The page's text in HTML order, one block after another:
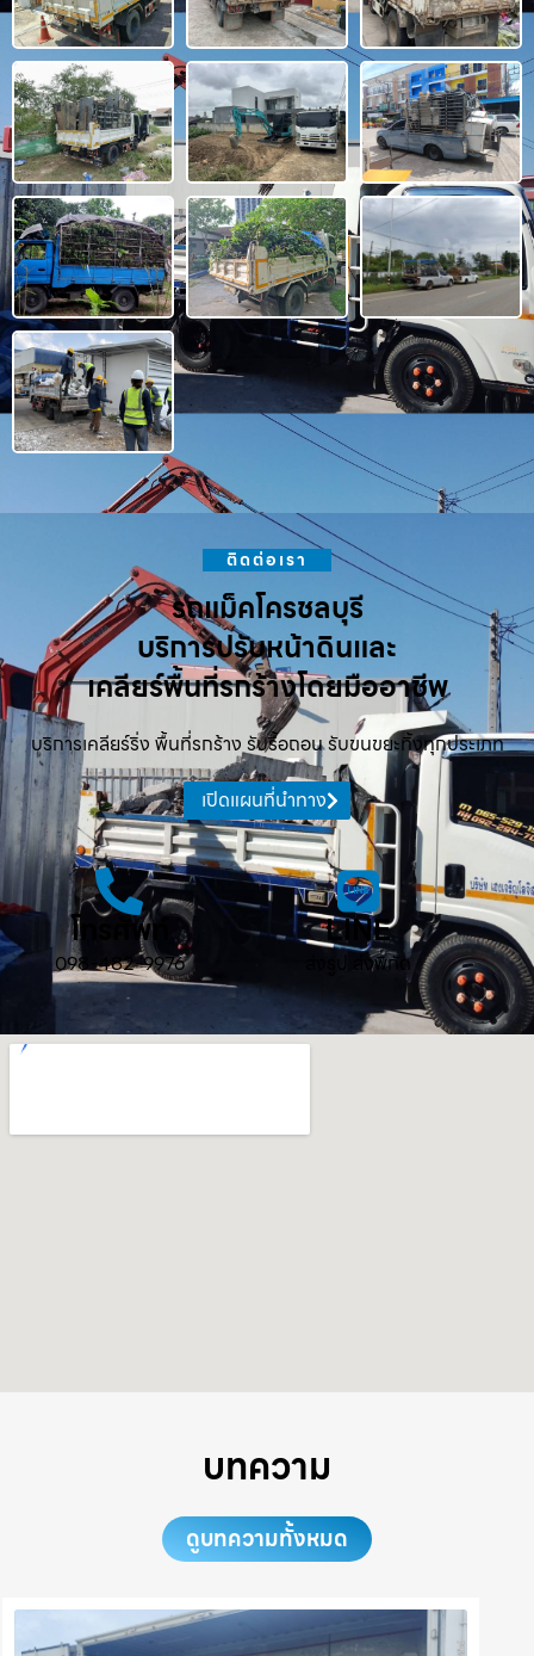
ติดต่อเรา
รถแม็คโครชลบุรี
บริการปรับหน้าดินและ
เคลียร์พื้นที่รกร้างโดยมืออาชีพ
บริการเคลียร์ริ่ง พื้นที่รกร้าง รับรื้อถอน รับขนขยะทิ้งทุกประเภท
เปิดแผนที่นำทาง
โทรศัพท์
098-482-9976
LINE
ส่งรูป ส่งพิกัด
บทความ
ดูบทความทั้งหมด